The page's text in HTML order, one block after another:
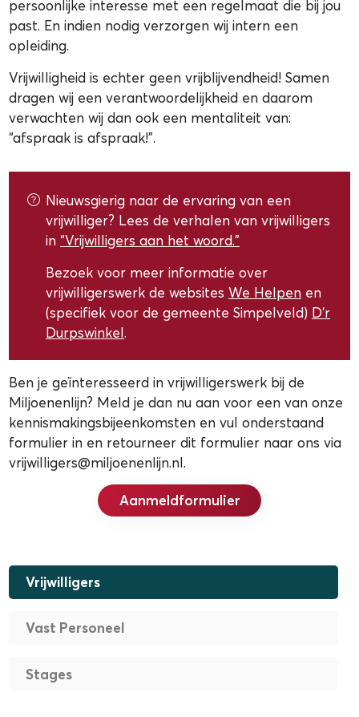
persoonlijke interesse met een regelmaat die bij jou
past. En indien nodig verzorgen wij intern een
opleiding.
Vrijwilligheid is echter geen vrijblijvendheid! Samen
dragen wij een verantwoordelijkheid en daarom
verwachten wij dan ook een mentaliteit van:
“afspraak is afspraak!”.
Nieuwsgierig naar de ervaring van een
vrijwilliger? Lees de verhalen van vrijwilligers
in “Vrijwilligers aan het woord.”
Bezoek voor meer informatie over
vrijwilligerswerk de websites We Helpen en
(specifiek voor de gemeente Simpelveld) D’r
Durpswinkel.
Ben je geïnteresseerd in vrijwilligerswerk bij de
Miljoenenlijn? Meld je dan nu aan voor een van onze
kennismakingsbijeenkomsten en vul onderstaand
formulier in en retourneer dit formulier naar ons via
vrijwilligers@miljoenenlijn.nl.
Aanmeldformulier
Vrijwilligers
Vast Personeel
Stages